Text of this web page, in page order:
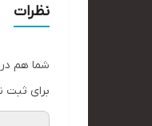
نظرات
شما هم
برای ثبت